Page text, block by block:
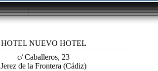
HOTEL NUEVO HOTEL
c/ Caballeros, 23
Jerez de la Frontera (Cádiz)